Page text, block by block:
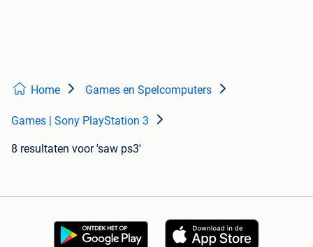
Home Games en Spelcomputers
Games | Sony PlayStation 3
8 resultaten voor 'saw ps3'